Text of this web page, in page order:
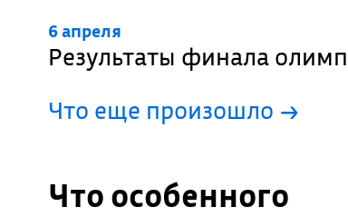
6 апреля
Результаты финала
Что еще произошло →
Что особенного